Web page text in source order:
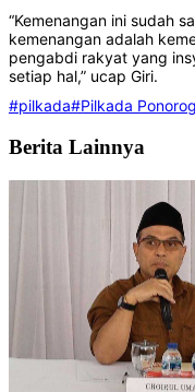
“Kemenangan ini sudah
kemenangan adalah
pengabdi rakyat yang
setiap hal,” ucap Giri.
#pilkada#Pilkada
Berita Lainnya